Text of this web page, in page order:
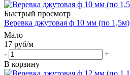
Быстрый просмотр
Веревка джутовая ф 10 мм (по 1,5м)
Мало
17 руб/м
-
+
В корзину